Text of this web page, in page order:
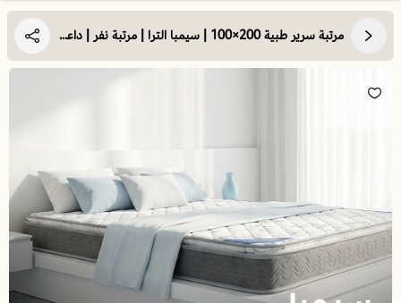
مرتبة سرير طبية 200×100 | سيمبا الترا | مرتبة نفر | داعمة للظهر و مناسبة للأوزان الثقيلة